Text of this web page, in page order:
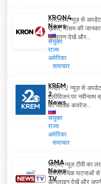
स्ट्रीमिंग देखें
KRON4
News
संयुक्त
राज्य
अमेरिका
समाचार
KRON4 न्यूज़ से अपडेट
ख़बरों, मौसम की
प्रसारण देखें और...
KREM
2
News
संयुक्त
राज्य
अमेरिका
समाचार
KREM 2 न्यूज़ से
टेलीविजन पर नवीनतम
की व्यापक कवरेज...
GMA
News
TV
जीएमए न्यूज़ टीवी का
समसामयिक घटनाओं से
ऑनलाइन देखें और अपनी